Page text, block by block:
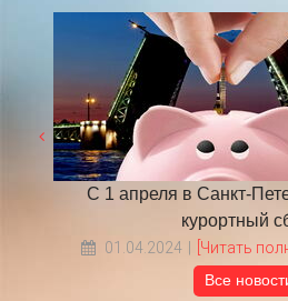
С 1 апреля в Санкт-
курортный
01.04.2024 [Читать
Все